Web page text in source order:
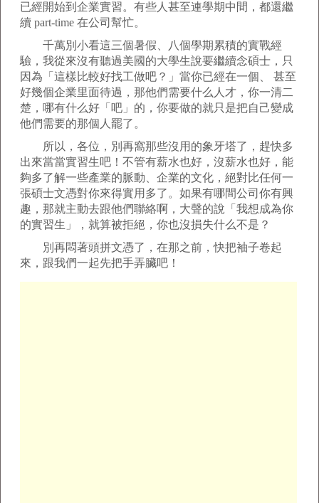
已經開始到企業實習。有些人甚至連學期中間，都還繼
續 part-time 在公司幫忙。
千萬別小看這三個暑假、八個學期累積的實戰經
驗，我從來沒有聽過美國的大學生說要繼續念碩士，只
因為「這樣比較好找工做吧？」當你已經在一個、 甚至
好幾個企業里面待過，那他們需要什么人才，你一清二
楚，哪有什么好「吧」的，你要做的就只是把自己變成
他們需要的那個人罷了。
所以，各位，別再窩那些沒用的象牙塔了，趕快多
出來當當實習生吧！不管有薪水也好，沒薪水也好，能
夠多了解一些產業的脈動、企業的文化，絕對比任何一
張碩士文憑對你來得實用多了。如果有哪間公司你有興
趣，那就主動去跟他們聯絡啊，大聲的說「我想成為你
的實習生」，就算被拒絕，你也沒損失什么不是？
別再悶著頭拼文憑了，在那之前，快把袖子卷起
來，跟我們一起先把手弄臟吧！